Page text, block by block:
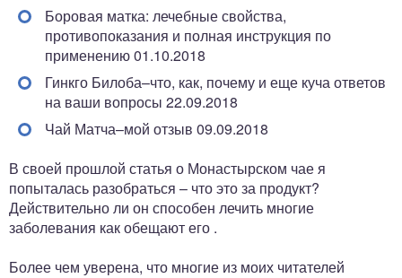
Боровая матка: лечебные свойства,
противопоказания и полная инструкция по
применению 01.10.2018
Гинкго Билоба–что, как, почему и еще куча ответов
на ваши вопросы 22.09.2018
Чай Матча–мой отзыв 09.09.2018
В своей прошлой статья о Монастырском чае я
попыталась разобраться – что это за продукт?
Действительно ли он способен лечить многие
заболевания как обещают его .
Более чем уверена, что многие из моих читателей